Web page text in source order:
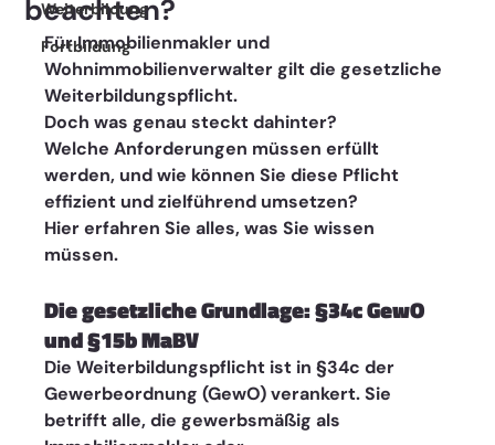
Weiterbildung
Fortbildung
beachten?
Für Immobilienmakler und
Wohnimmobilienverwalter gilt die gesetzliche
Weiterbildungspflicht.
Doch was genau steckt dahinter?
Welche Anforderungen müssen erfüllt
werden, und wie können Sie diese Pflicht
effizient und zielführend umsetzen?
Hier erfahren Sie alles, was Sie wissen
müssen.
Die gesetzliche Grundlage: §34c GewO
und §15b MaBV
Die Weiterbildungspflicht ist in §34c der
Gewerbeordnung (GewO) verankert. Sie
betrifft alle, die gewerbsmäßig als